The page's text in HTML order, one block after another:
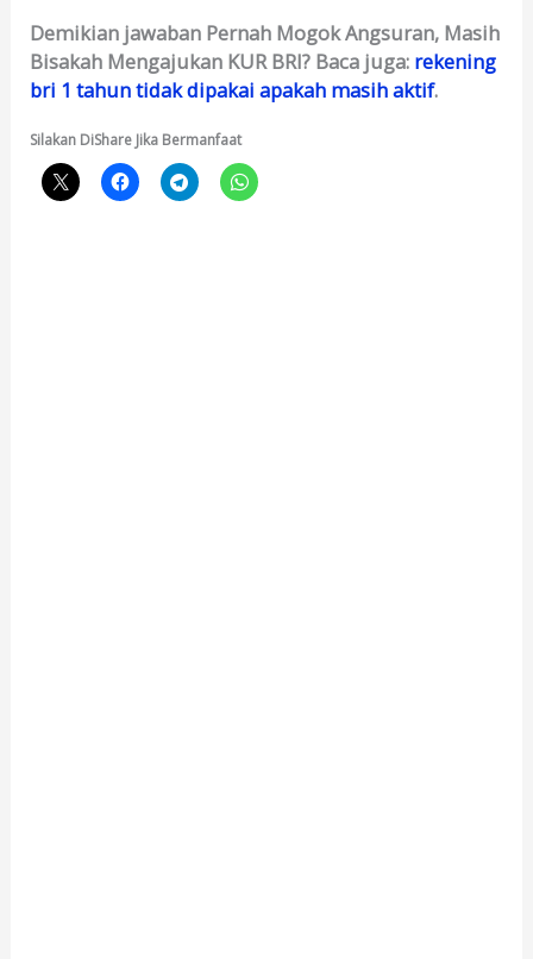
Demikian jawaban Pernah Mogok Angsuran, Masih
Bisakah Mengajukan KUR BRI? Baca juga: rekening
bri 1 tahun tidak dipakai apakah masih aktif.
Silakan DiShare Jika Bermanfaat